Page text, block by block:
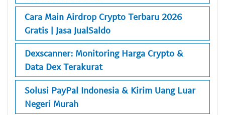
Cara Main Airdrop Crypto Terbaru 2026
Gratis | Jasa JualSaldo
Dexscanner: Monitoring Harga Crypto &
Data Dex Terakurat
Solusi PayPal Indonesia & Kirim Uang Luar
Negeri Murah